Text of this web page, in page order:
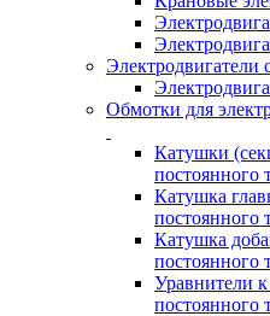
Электродвигатели
Обмотки для
Катушки
постоянного
Катушка
постоянного
Катушка
постоянного
Уравнители
постоянного